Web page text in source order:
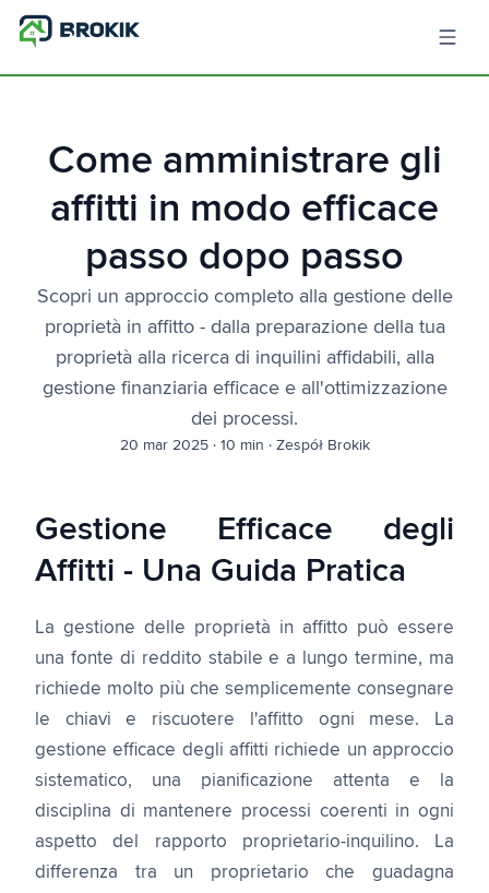
Come amministrare gli
affitti in modo efficace
passo dopo passo
Scopri un approccio completo alla gestione delle
proprietà in affitto - dalla preparazione della tua
proprietà alla ricerca di inquilini affidabili, alla
gestione finanziaria efficace e all'ottimizzazione
dei processi.
20 mar 2025· 10 min · Zespół Brokik
Gestione Efficace degli
Affitti - Una Guida Pratica
La gestione delle proprietà in affitto può essere
una fonte di reddito stabile e a lungo termine, ma
richiede molto più che semplicemente consegnare
le chiavi e riscuotere l'affitto ogni mese. La
gestione efficace degli affitti richiede un approccio
sistematico, una pianificazione attenta e la
disciplina di mantenere processi coerenti in ogni
aspetto del rapporto proprietario-inquilino. La
differenza tra un proprietario che guadagna